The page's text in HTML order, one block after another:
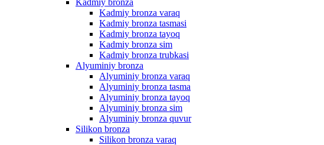
Kadmiy bronza
Kadmiy bronza varaq
Kadmiy bronza tasmasi
Kadmiy bronza tayoq
Kadmiy bronza sim
Kadmiy bronza trubkasi
Alyuminiy bronza
Alyuminiy bronza varaq
Alyuminiy bronza tasma
Alyuminiy bronza tayoq
Alyuminiy bronza sim
Alyuminiy bronza quvur
Silikon bronza
Silikon bronza varaq